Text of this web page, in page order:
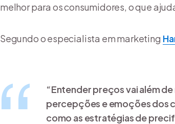
melhor para os consumidores, o que
Segundo o especialista em marketing
“Entender preços vai além
percepções e emoções dos
como as estratégias de